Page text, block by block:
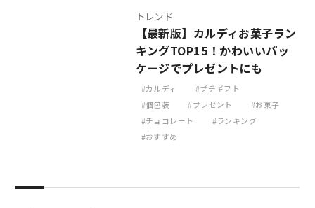
トレンド
【最新版】カルディお菓子ラン
キングTOP15！かわいいパッ
ケージでプレゼントにも
カルディ
プチギフト
個包装
プレゼント
お菓子
チョコレート
ランキング
おすすめ